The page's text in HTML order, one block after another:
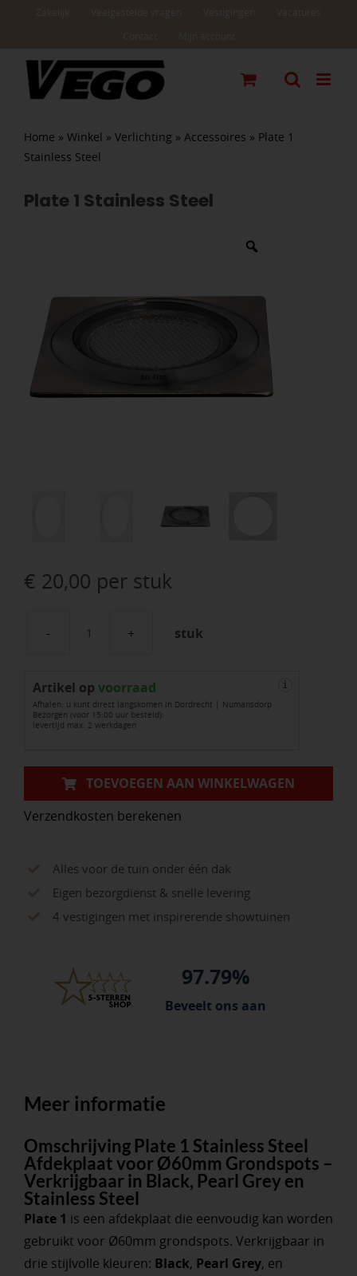
Home » Winkel » Verlichting » Accessoires » Plate 1
Stainless Steel
Plate 1 Stainless Steel
€ 20,00 per stuk
Plate
Stainless
Steel
aantal
stuk
Artikel op voorraad
Afhalen: u kunt direct langskomen in Dordrecht | Numansdorp
Bezorgen (voor 15:00 uur besteld):
levertijd max. 2 werkdagen
i
TOEVOEGEN AAN WINKELWAGEN
Verzendkosten berekenen
Alles voor de tuin onder één dak
Eigen bezorgdienst & snelle levering
4 vestigingen met inspirerende showtuinen
97.79%
Beveelt ons aan
Meer informatie
Omschrijving Plate 1 Stainless Steel
Afdekplaat voor Ø60mm Grondspots –
Verkrijgbaar in Black, Pearl Grey en
Stainless Steel
Plate 1 is een afdekplaat die eenvoudig kan worden
gebruikt voor Ø60mm grondspots. Verkrijgbaar in
drie stijlvolle kleuren: Black, Pearl Grey, en